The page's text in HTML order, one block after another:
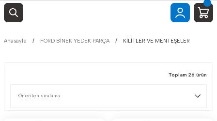
Anasayfa FORD BİNEK YEDEK PARÇA KİLİTLER VE MENTEŞELER
Toplam 26 ürün